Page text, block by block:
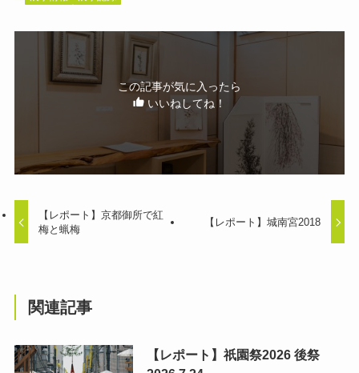
この記事が気に入ったら
いいねしてね！
【レポート】京都御所で紅
梅と蝋梅
【レポート】城南宮2018
関連記事
【レポート】祇園祭2026 後祭